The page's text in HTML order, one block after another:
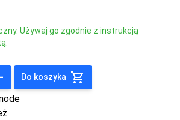
Używaj go zgodnie z instrukcją
Do koszyka